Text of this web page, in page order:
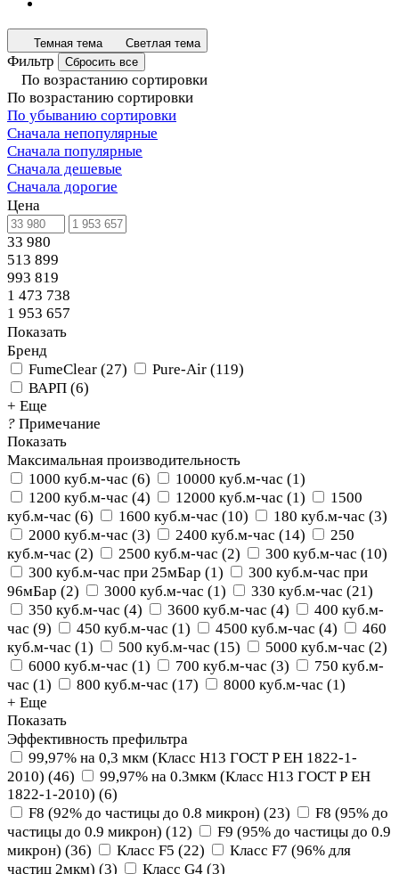
Темная тема Светлая тема
Фильтр Сбросить все
По возрастанию сортировки
По возрастанию сортировки
По убыванию сортировки
Сначала непопулярные
Сначала популярные
Сначала дешевые
Сначала дорогие
Цена
33 980
513 899
993 819
1 473 738
1 953 657
Показать
Бренд
FumeClear (27) Pure-Air (119)
ВАРП (6)
+ Еще
? Примечание
Показать
Максимальная производительность
1000 куб.м-час (6) 10000 куб.м-час (1)
1200 куб.м-час (4) 12000 куб.м-час (1)
1500
куб.м-час (6) 1600 куб.м-час (10) 180 куб.м-час (3)
2000 куб.м-час (3) 2400 куб.м-час (14)
250
куб.м-час (2) 2500 куб.м-час (2) 300 куб.м-час (10)
300 куб.м-час при 25мБар (1)
300 куб.м-час при
96мБар (2) 3000 куб.м-час (1) 330 куб.м-час (21)
350 куб.м-час (4) 3600 куб.м-час (4)
400 куб.м-
час (9) 450 куб.м-час (1) 4500 куб.м-час (4)
460
куб.м-час (1) 500 куб.м-час (15) 5000 куб.м-час (2)
6000 куб.м-час (1) 700 куб.м-час (3)
750 куб.м-
час (1) 800 куб.м-час (17) 8000 куб.м-час (1)
+ Еще
Показать
Эффективность префильтра
99,97% на 0,3 мкм (Класс Н13 ГОСТ Р ЕН 1822-1-
2010) (46)
99,97% на 0.3мкм (Класс Н13 ГОСТ Р ЕН
1822-1-2010) (6)
F8 (92% до частицы до 0.8 микрон) (23)
F8 (95% до
частицы до 0.9 микрон) (12)
F9 (95% до частицы до 0.9
микрон) (36) Класс F5 (22)
Класс F7 (96% для
частиц 2мкм) (3) Класс G4 (3)